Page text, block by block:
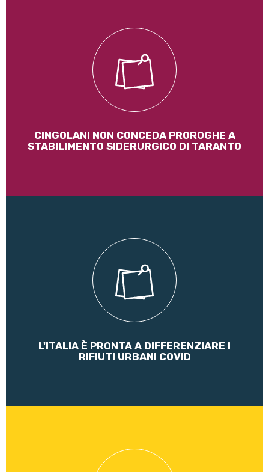
CINGOLANI NON CONCEDA PROROGHE A
STABILIMENTO SIDERURGICO DI TARANTO
Il Ministro della Transizione ecologica Roberto Cingolani
non conceda la proroga alla prescrizione della Batteria n.12
della cokeria dell’ex Ilva
Leggi di più
L'ITALIA È PRONTA A DIFFERENZIARE I
RIFIUTI URBANI COVID
No a nuovi inceneritori!
Leggi di più
È arrivata la sentenza del Tar che ha rigettato il ricorso del